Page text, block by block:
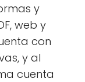
y
web y
con
y al
cuenta